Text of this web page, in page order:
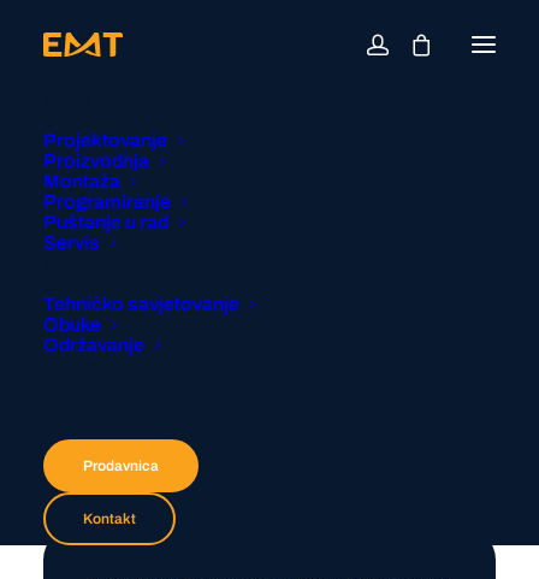
Projektovanje
Proizvodnja
Montaža
Programiranje
Puštanje u rad
Servis
Tehničko savjetovanje
Obuke
Održavanje
Prodavnica
Kontakt